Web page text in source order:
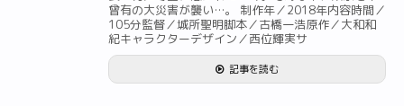
曾有の大災害が襲い…。 制作年／2018年内容時間／
105分監督／城所聖明脚本／古橋一浩原作／大和和
紀キャラクターデザイン／西位輝実サ
記事を読む